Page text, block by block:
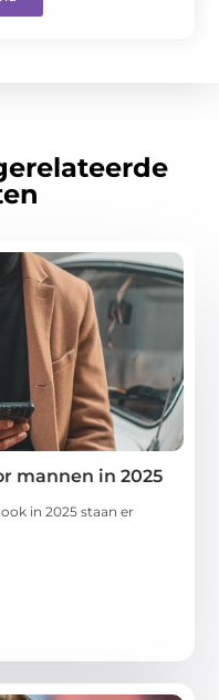
mannen in 2025
in 2025 staan er